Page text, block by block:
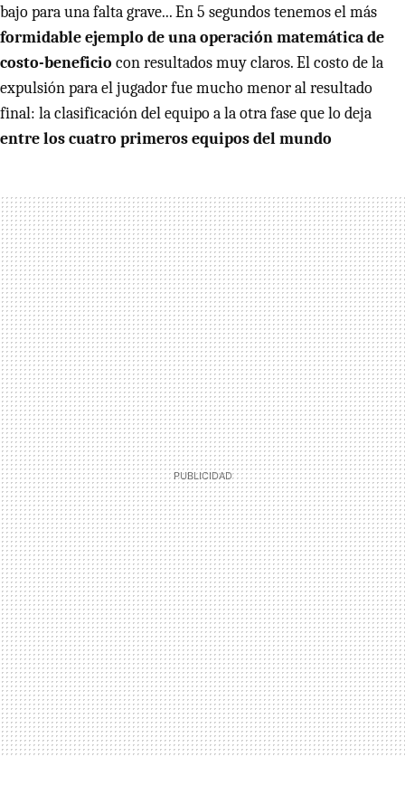
bajo para una falta grave... En 5 segundos tenemos el más
formidable ejemplo de una operación matemática de
costo-beneficio con resultados muy claros. El costo de la
expulsión para el jugador fue mucho menor al resultado
final: la clasificación del equipo a la otra fase que lo deja
entre los cuatro primeros equipos del mundo